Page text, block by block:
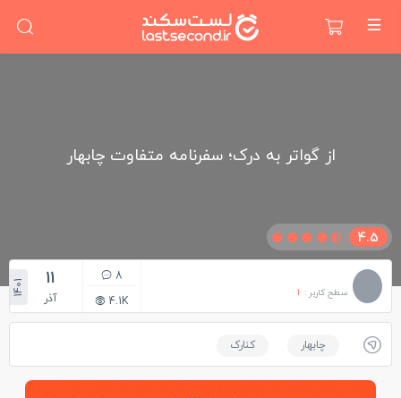
از گواتر به درک؛ سفرنامه متفاوت چابهار
4.5
سطح کاربر : 1
8
4.1K
11
آذر
1401
چابهار کنارک